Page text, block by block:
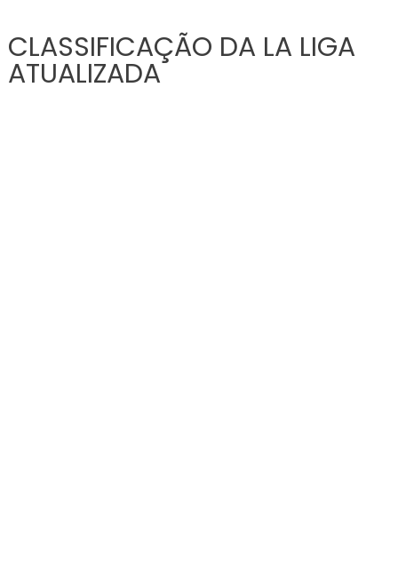
CLASSIFICAÇÃO DA LA LIGA
ATUALIZADA